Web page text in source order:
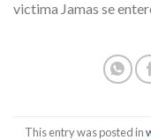
victima Jamas se
This entry was posted in